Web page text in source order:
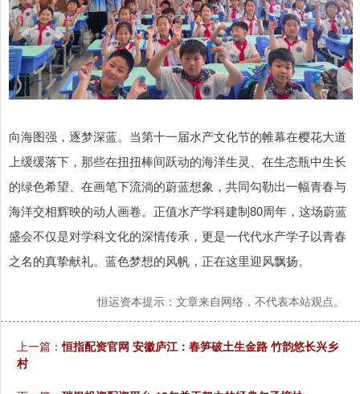
向海图强，逐梦深蓝。当第十一届水产文化节的帷幕在樱花大道
上缓缓落下，那些在扭扭棒间跃动的海洋生灵、在生态瓶中生长
的绿色希望、在画笔下流淌的蔚蓝想象，共同勾勒出一幅青春与
海洋交相辉映的动人画卷。正值水产学科建制80周年，这场蔚蓝
盛会不仅是对学科文化的深情传承，更是一代代水产学子以青春
之名的真挚献礼。蓝色梦想的风帆，正在这里迎风飘扬。
恒运资本提示：文章来自网络，不代表本站观点。
上一篇：恒指配资官网 安徽庐江：春笋破土生金路 竹韵悠长兴乡
村